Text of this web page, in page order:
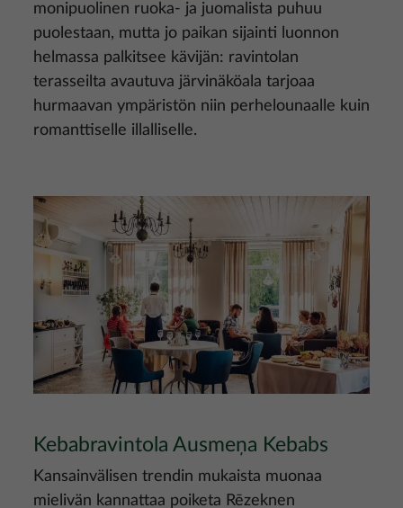
monipuolinen ruoka- ja juomalista puhuu
puolestaan, mutta jo paikan sijainti luonnon
helmassa palkitsee kävijän: ravintolan
terasseilta avautuva järvinäköala tarjoaa
hurmaavan ympäristön niin perhelounaalle kuin
romanttiselle illalliselle.
Kuva
Kebabravintola Ausmeņa Kebabs
Kansainvälisen trendin mukaista muonaa
mielivän kannattaa poiketa Rēzeknen